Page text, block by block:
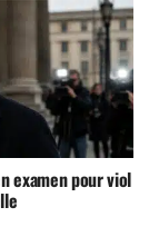
examen pour viol